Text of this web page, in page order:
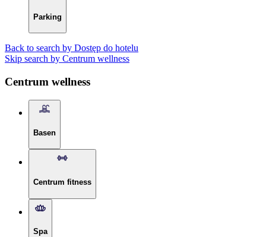
Parking
Back to search by Dostęp do hotelu
Skip search by Centrum wellness
Centrum wellness
Basen
Centrum fitness
Spa